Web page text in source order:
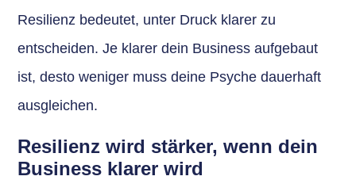
Resilienz bedeutet, unter Druck klarer zu
entscheiden. Je klarer dein Business aufgebaut
ist, desto weniger muss deine Psyche dauerhaft
ausgleichen.
Resilienz wird stärker, wenn dein
Business klarer wird